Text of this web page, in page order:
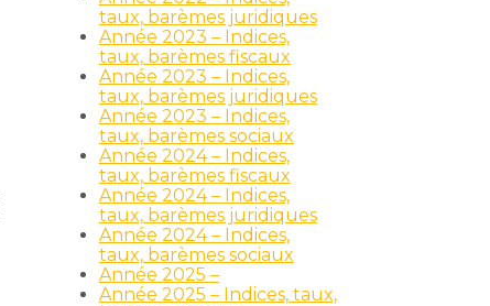
taux, barèmes juridiques
Année 2023 – Indices,
taux, barèmes fiscaux
Année 2023 – Indices,
taux, barèmes juridiques
Année 2023 – Indices,
taux, barèmes sociaux
Année 2024 – Indices,
taux, barèmes fiscaux
Année 2024 – Indices,
taux, barèmes juridiques
Année 2024 – Indices,
taux, barèmes sociaux
Année 2025 –
Année 2025 – Indices, taux,